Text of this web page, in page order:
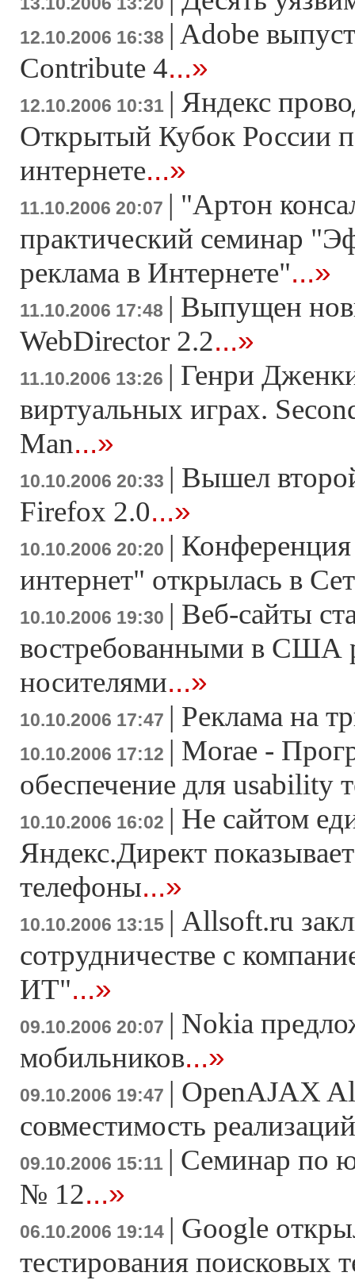
12.10.2006 16:38 | Adobe
Contribute 4...»
12.10.2006 10:31 | Яндекс
Открытый Кубок Росcии
интернете...»
11.10.2006 20:07 | "Артон
практический семинар
реклама в Интернете"...»
11.10.2006 17:48 | Выпущен
WebDirector 2.2...»
11.10.2006 13:26 | Генри
виртуальных играх.
Man...»
10.10.2006 20:33 | Вышел
Firefox 2.0...»
10.10.2006 20:20 |
интернет" открылась в
10.10.2006 19:30 | Веб-сайты
востребованными в США
носителями...»
10.10.2006 17:47 | Реклама на
10.10.2006 17:12 | Morae -
обеспечение для usability
10.10.2006 16:02 | Не сайтом
Яндекс.Директ
телефоны...»
10.10.2006 13:15 | Allsoft.ru
сотрудничестве с
ИТ"...»
09.10.2006 20:07 | Nokia
мобильников...»
09.10.2006 19:47 | OpenAJAX
совместимость
09.10.2006 15:11 | Семинар по
№ 12...»
06.10.2006 19:14 | Google
тестирования поисковых